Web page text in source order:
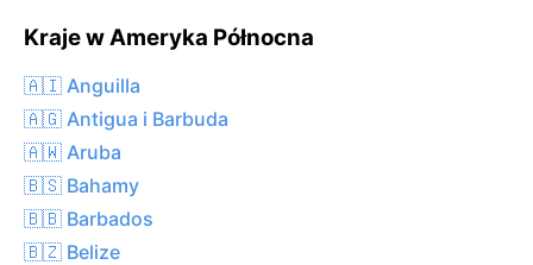
Kraje w Ameryka Północna
🇦🇮 Anguilla
🇦🇬 Antigua i Barbuda
🇦🇼 Aruba
🇧🇸 Bahamy
🇧🇧 Barbados
🇧🇿 Belize